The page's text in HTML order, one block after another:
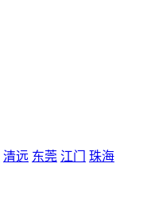
清远 东莞 江门 珠海